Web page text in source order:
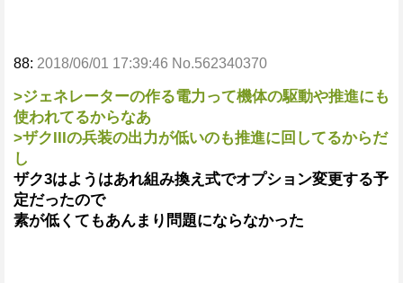
88: 2018/06/01 17:39:46 No.562340370
>ジェネレーターの作る電力って機体の駆動や推進にも
使われてるからなあ
>ザクIIIの兵装の出力が低いのも推進に回してるからだ
し
ザク3はようはあれ組み換え式でオプション変更する予
定だったので
素が低くてもあんまり問題にならなかった